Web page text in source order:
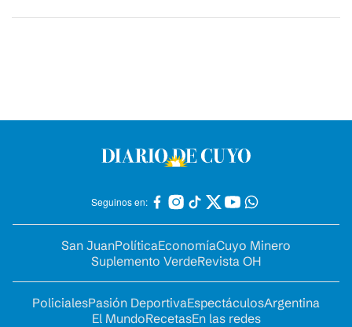
Seguinos en:
San JuanPolíticaEconomíaCuyo Minero
Suplemento VerdeRevista OH
PolicialesPasión DeportivaEspectáculosArgentina
El MundoRecetasEn las redes